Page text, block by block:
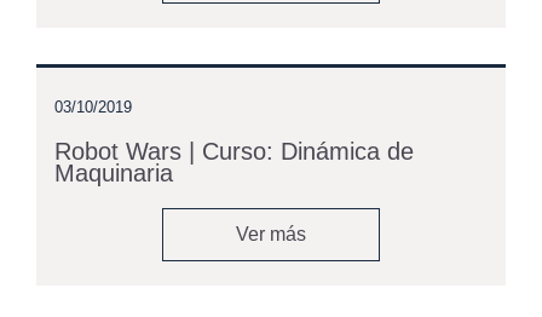
03/10/2019
Robot Wars | Curso: Dinámica de
Maquinaria
Ver más